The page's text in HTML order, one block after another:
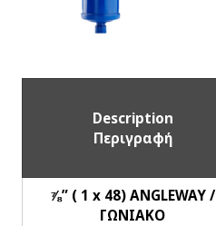
Description
Περιγραφή
⅞” ( 1 x 48) ANGLEWAY /
ΓΩΝΙΑΚΟ